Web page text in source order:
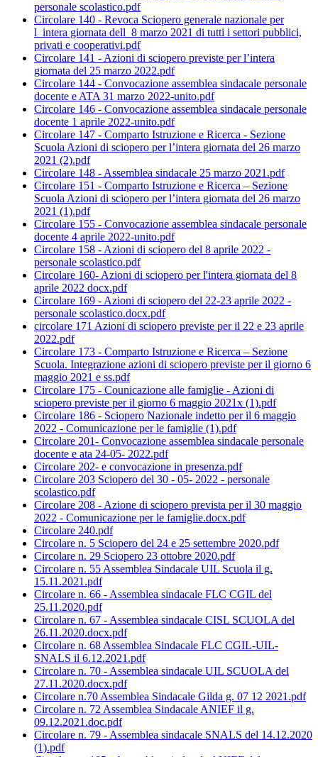
personale scolastico.pdf
Circolare 140 - Revoca Sciopero generale nazionale per
l_intera giornata dell_8 marzo 2021 di tutti i settori pubblici,
privati e cooperativi.pdf
Circolare 141 - Azioni di sciopero previste per l’intera
giornata del 25 marzo 2022.pdf
Circolare 144 - Convocazione assemblea sindacale personale
docente e ATA 31 marzo 2022-unito.pdf
Circolare 146 - Convocazione assemblea sindacale personale
docente 1 aprile 2022-unito.pdf
Circolare 147 - Comparto Istruzione e Ricerca - Sezione
Scuola Azioni di sciopero per l’intera giornata del 26 marzo
2021 (2).pdf
Circolare 148 - Assemblea sindacale 25 marzo 2021.pdf
Circolare 151 - Comparto Istruzione e Ricerca – Sezione
Scuola Azioni di sciopero per l’intera giornata del 26 marzo
2021 (1).pdf
Circolare 155 - Convocazione assemblea sindacale personale
docente 4 aprile 2022-unito.pdf
Circolare 158 - Azioni di sciopero del 8 aprile 2022 -
personale scolastico.pdf
Circolare 160- Azioni di sciopero per l'intera giornata del 8
aprile 2022 docx.pdf
Circolare 169 - Azioni di sciopero del 22-23 aprile 2022 -
personale scolastico.docx.pdf
circolare 171 Azioni di sciopero previste per il 22 e 23 aprile
2022.pdf
Circolare 173 - Comparto Istruzione e Ricerca – Sezione
Scuola. Integrazione azioni di sciopero previste per il giorno 6
maggio 2021 e ss.pdf
Circolare 175 - Counicazione alle famiglie - Azioni di
sciopero previste per il giorno 6 maggio 2021x (1).pdf
Circolare 186 - Sciopero Nazionale indetto per il 6 maggio
2022 - Comunicazione per le famiglie (1).pdf
Circolare 201- Convocazione assemblea sindacale personale
docente e ata 24-05- 2022.pdf
Circolare 202- e convocazione in presenza.pdf
Circolare 203 Sciopero del 30 - 05- 2022 - personale
scolastico.pdf
Circolare 208 - Azione di sciopero prevista per il 30 maggio
2022 - Comunicazione per le famiglie.docx.pdf
Circolare 240.pdf
Circolare n. 5 Sciopero del 24 e 25 settembre 2020.pdf
Circolare n. 29 Sciopero 23 ottobre 2020.pdf
Circolare n. 55 Assemblea Sindacale UIL Scuola il g.
15.11.2021.pdf
Circolare n. 66 - Assemblea sindacale FLC CGIL del
25.11.2020.pdf
Circolare n. 67 - Assemblea sindacale CISL SCUOLA del
26.11.2020.docx.pdf
Circolare n. 68 Assemblea Sindacale FLC CGIL-UIL-
SNALS il 6.12.2021.pdf
Circolare n. 70 - Assemblea sindacale UIL SCUOLA del
27.11.2020.docx.pdf
Circolare n.70 Assemblea Sindacale Gilda g. 07 12 2021.pdf
Circolare n. 72 Assemblea Sindacale ANIEF il g.
09.12.2021.doc.pdf
Circolare n. 79 - Assemblea sindacale SNALS del 14.12.2020
(1).pdf